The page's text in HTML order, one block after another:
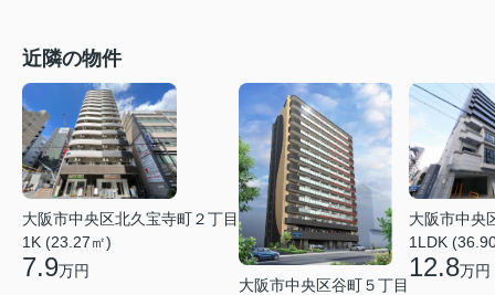
近隣の物件
大阪市中央区北久宝寺町２丁目
1K (23.27㎡)
7.9万円
大阪市中央区谷町５丁目
大阪市中央
1LDK
12.8万円